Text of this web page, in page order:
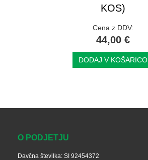
KOS)
Cena z DDV:
44,00 €
DODAJ V KOŠARICO
O PODJETJU
Davčna številka: SI 92454372